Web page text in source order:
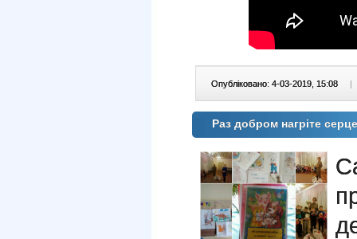
Опубліковано: 4-03-2019, 15:08 |
Раз добром нагріте